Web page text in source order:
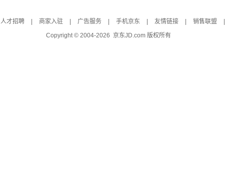
人才招聘 商家入驻 广告服务 手机京东 友情链接 销售联盟
Copyright © 2004-2026 京东JD.com 版权所有